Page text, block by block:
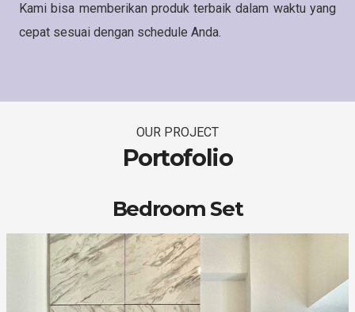
Kami bisa memberikan produk terbaik dalam waktu yang
cepat sesuai dengan schedule Anda.
OUR PROJECT
Portofolio
Bedroom Set